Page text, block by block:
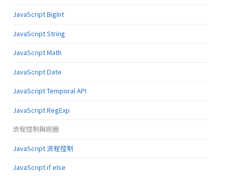
JavaScript BigInt
JavaScript String
JavaScript Math
JavaScript Date
JavaScript Temporal API
JavaScript RegExp
流程控制與迴圈
JavaScript 流程控制
JavaScript if else